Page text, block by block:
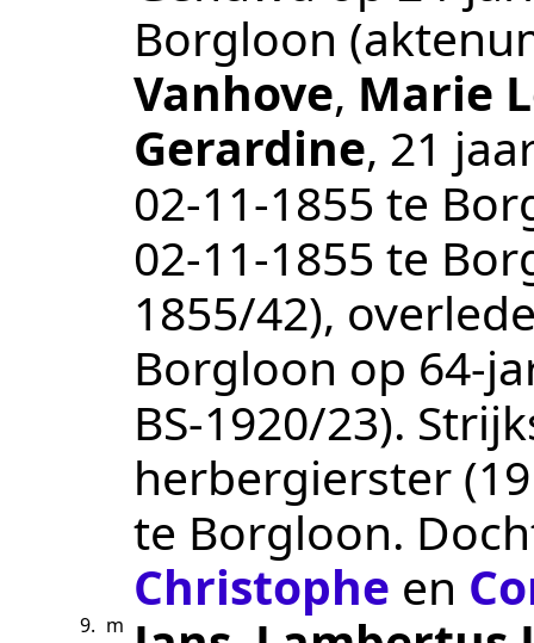
Borgloon
Vanhove, Marie
Gerardine, 21
02‑11‑1855 te
02‑11‑1855 te
1855/42),
Borgloon op 64-
BS-1920/23).
herbergierster
te Borgloon.
Christophe en
9. m